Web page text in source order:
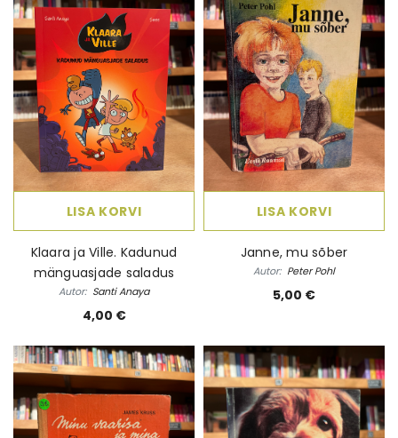
LISA KORVI
Klaara ja Ville. Kadunud
mänguasjade saladus
Autor: Santi Anaya
4,00 €
LISA KORVI
Janne, mu sõber
Autor: Peter Pohl
5,00 €